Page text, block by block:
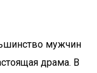
мужчин
драма. В